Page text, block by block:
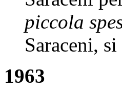
piccola
Saraceni,
1963